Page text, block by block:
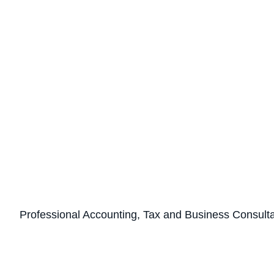
Professional Accounting, Tax and Business